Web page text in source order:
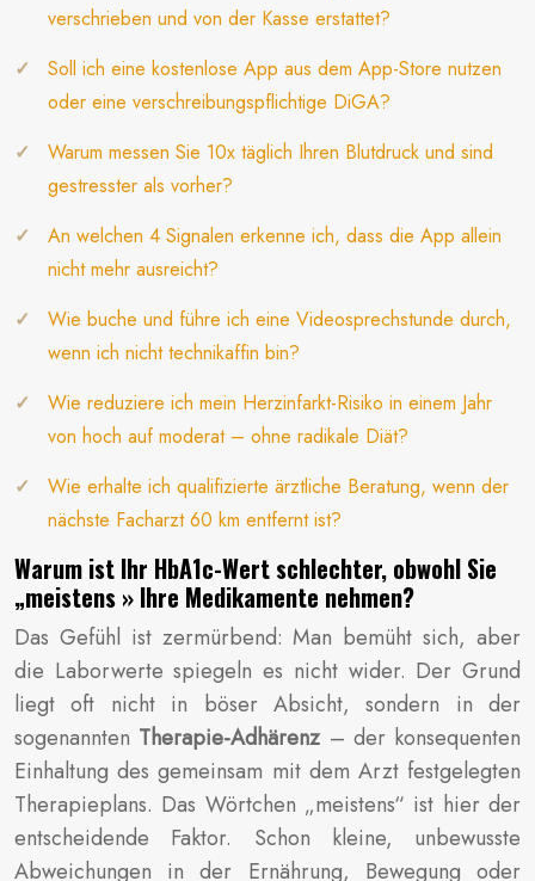
verschrieben und von der Kasse erstattet?
Soll ich eine kostenlose App aus dem App-Store nutzen
oder eine verschreibungspflichtige DiGA?
Warum messen Sie 10x täglich Ihren Blutdruck und sind
gestresster als vorher?
An welchen 4 Signalen erkenne ich, dass die App allein
nicht mehr ausreicht?
Wie buche und führe ich eine Videosprechstunde durch,
wenn ich nicht technikaffin bin?
Wie reduziere ich mein Herzinfarkt-Risiko in einem Jahr
von hoch auf moderat – ohne radikale Diät?
Wie erhalte ich qualifizierte ärztliche Beratung, wenn der
nächste Facharzt 60 km entfernt ist?
Warum ist Ihr HbA1c-Wert schlechter, obwohl Sie
„meistens » Ihre Medikamente nehmen?
Das Gefühl ist zermürbend: Man bemüht sich, aber
die Laborwerte spiegeln es nicht wider. Der Grund
liegt oft nicht in böser Absicht, sondern in der
sogenannten Therapie-Adhärenz – der konsequenten
Einhaltung des gemeinsam mit dem Arzt festgelegten
Therapieplans. Das Wörtchen „meistens“ ist hier der
entscheidende Faktor. Schon kleine, unbewusste
Abweichungen in der Ernährung, Bewegung oder